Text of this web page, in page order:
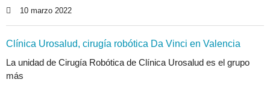
10 marzo 2022
Clínica Urosalud, cirugía robótica Da Vinci en Valencia
La unidad de Cirugía Robótica de Clínica Urosalud es el grupo
más